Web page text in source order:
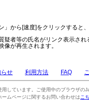
」から[速度]をクリックすると
疑者等の氏名がリンク表示さ
像が再生されます。
らせ 利用方法 FAQ
用しています。ご使用中のブラウザの
ームページに関するお問い合わせは こ